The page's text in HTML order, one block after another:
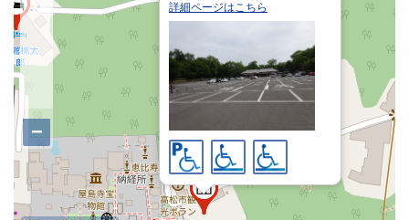
詳細ページはこちら
−